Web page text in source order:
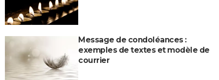
Message de condoléances :
exemples de textes et modèle de
courrier